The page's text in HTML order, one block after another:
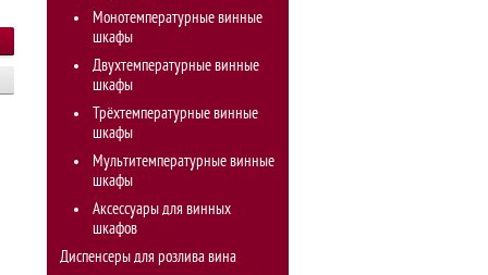
Монотемпературные винные
шкафы
Двухтемпературные винные
шкафы
Трёхтемпературные винные
шкафы
Мультитемпературные винные
шкафы
Аксессуары для винных
шкафов
Диспенсеры для розлива вина